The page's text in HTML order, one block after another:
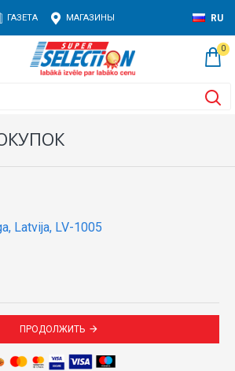
ГАЗЕТА МАГАЗИНЫ RU
0
Latvija, LV-1005
ПРОДОЛЖИТЬ